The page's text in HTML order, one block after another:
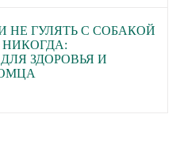
НЕ ГУЛЯТЬ С СОБАКОЙ
ЗДОРОВЬЯ И